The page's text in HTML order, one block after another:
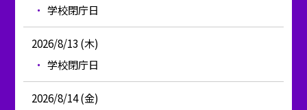
学校閉庁日
2026/8/13 (木)
学校閉庁日
2026/8/14 (金)